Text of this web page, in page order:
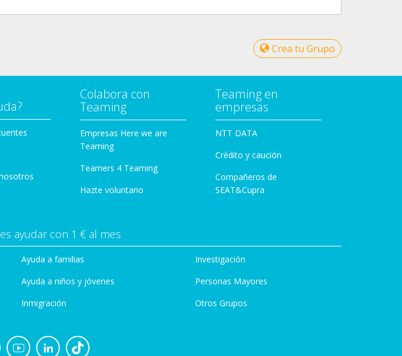
Crea tu Grupo
Colabora con
Teaming
Empresas Here we are
Teaming
Teamers 4 Teaming
Hazte voluntario
Teaming en
empresas
NTT DATA
Crédito y caución
Compañeros de
SEAT&Cupra
ayudar con 1 € al mes
Ayuda a familias
Ayuda a niños y jóvenes
Inmigración
Investigación
Personas Mayores
Otros Grupos